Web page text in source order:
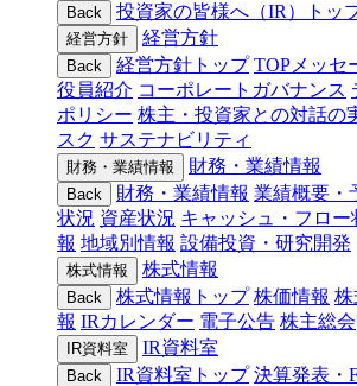
Back
投資家の皆様へ（IR）トッ
経営方針 経営方針
Back 経営方針トップ TOPメッセ
役員紹介 コーポレートガバナンス
ポリシー 株主・投資家との対話の
スク サステナビリティ
財務・業績情報 財務・業績情報
Back 財務・業績情報 業績概要・
状況 資産状況 キャッシュ・フロー
報 地域別情報 設備投資・研究開発
株式情報 株式情報
Back 株式情報トップ 株価情報 株
報 IRカレンダー 電子公告 株主総会
IR資料室 IR資料室
Back IR資料室トップ 決算発表・